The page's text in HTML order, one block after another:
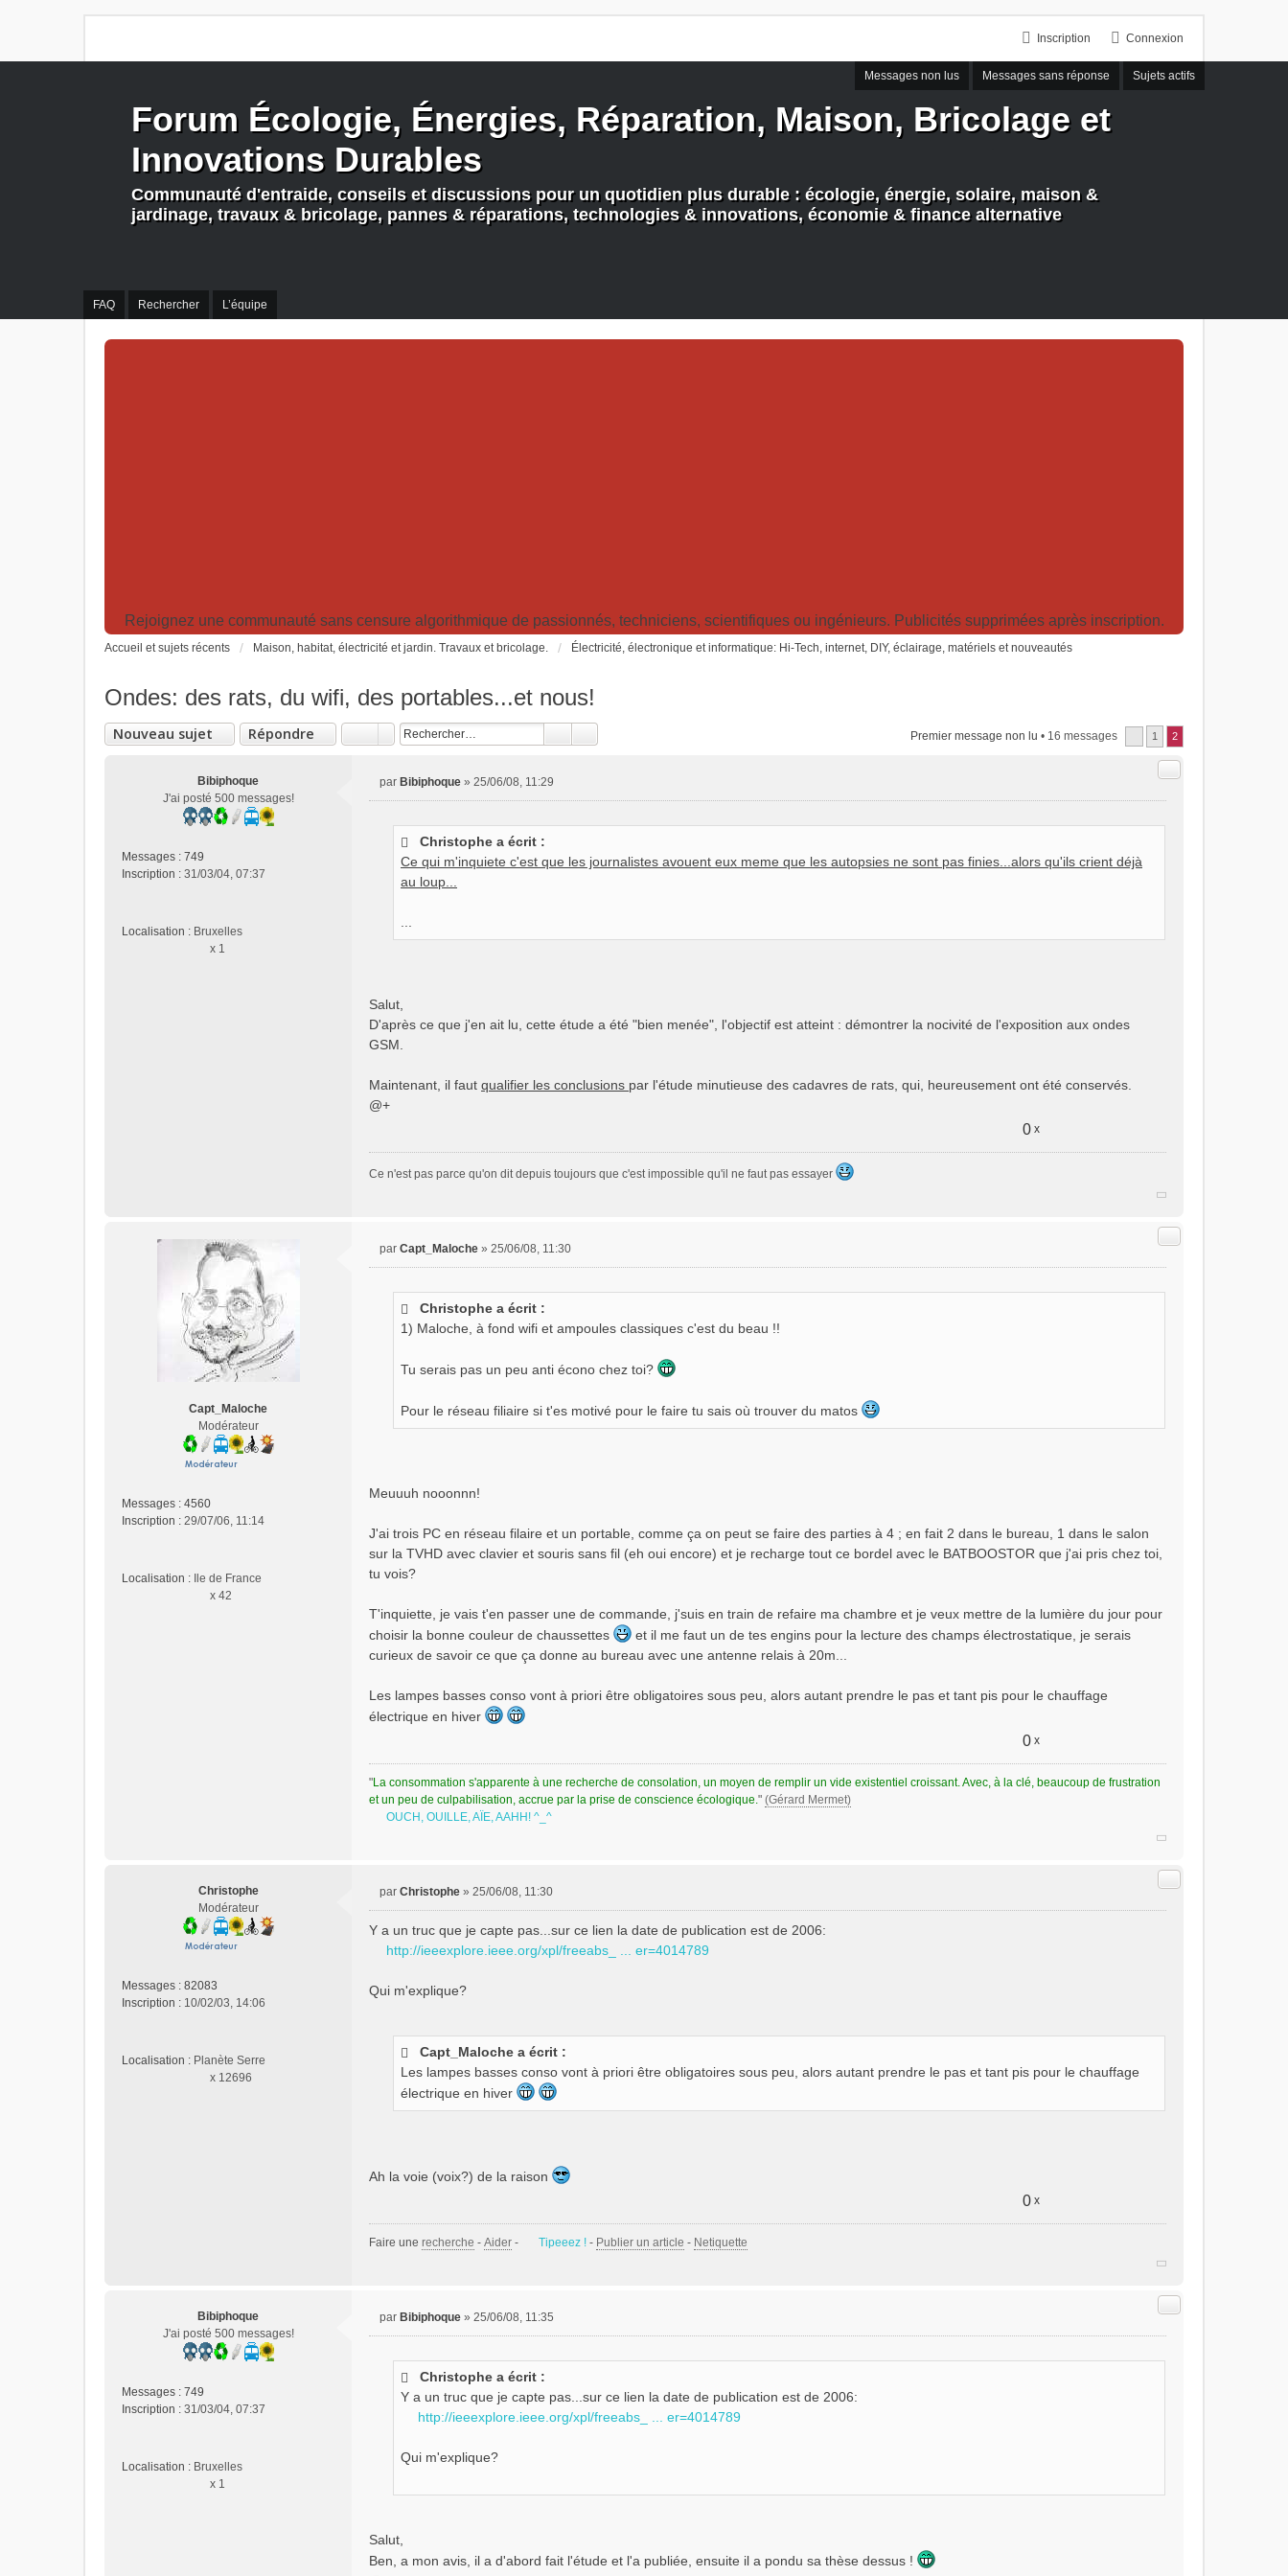
Connexion
Inscription
Messages non lus Messages sans réponse Sujets actifs
FAQ Rechercher L’équipe
Forum Écologie, Énergies, Réparation, Maison, Bricolage et
Innovations Durables
Communauté d'entraide, conseils et discussions pour un quotidien plus durable : écologie, énergie, solaire, maison &
jardinage, travaux & bricolage, pannes & réparations, technologies & innovations, économie & finance alternative
Rejoignez une communauté sans censure algorithmique de passionnés, techniciens, scientifiques ou ingénieurs. Publicités supprimées après inscription.
Accueil et sujets récents Maison, habitat, électricité et jardin. Travaux et bricolage. Électricité, électronique et informatique: Hi-Tech, internet, DIY, éclairage, matériels et nouveautés
Ondes: des rats, du wifi, des portables...et nous!
Nouveau sujet Répondre Premier message non lu • 16 messages 1 2
Bibiphoque
J'ai posté 500 messages!
Messages : 749
Inscription : 31/03/04, 07:37
Localisation : Bruxelles
x 1
Citer
par Bibiphoque » 25/06/08, 11:29
Christophe a écrit :
Ce qui m'inquiete c'est que les journalistes avouent eux meme que les autopsies ne sont pas finies...alors qu'ils crient déjà
au loup...
Salut,
D'après ce que j'en ait lu, cette étude a été "bien menée", l'objectif est atteint : démontrer la nocivité de l'exposition aux ondes
GSM.
Maintenant, il faut qualifier les conclusions par l'étude minutieuse des cadavres de rats, qui, heureusement ont été conservés.
@+
0 x
Ce n'est pas parce qu'on dit depuis toujours que c'est impossible qu'il ne faut pas essayer
Capt_Maloche
Modérateur
Messages : 4560
Inscription : 29/07/06, 11:14
Localisation : Ile de France
x 42
Citer
par Capt_Maloche » 25/06/08, 11:30
Christophe a écrit :
1) Maloche, à fond wifi et ampoules classiques c'est du beau !!
Tu serais pas un peu anti écono chez toi?
Pour le réseau filiaire si t'es motivé pour le faire tu sais où trouver du matos
Meuuuh nooonnn!
J'ai trois PC en réseau filaire et un portable, comme ça on peut se faire des parties à 4 ; en fait 2 dans le bureau, 1 dans le salon
sur la TVHD avec clavier et souris sans fil (eh oui encore) et je recharge tout ce bordel avec le BATBOOSTOR que j'ai pris chez toi,
tu vois?
T'inquiette, je vais t'en passer une de commande, j'suis en train de refaire ma chambre et je veux mettre de la lumière du jour pour
choisir la bonne couleur de chaussettes
et il me faut un de tes engins pour la lecture des champs électrostatique, je serais
curieux de savoir ce que ça donne au bureau avec une antenne relais à 20m...
Les lampes basses conso vont à priori être obligatoires sous peu, alors autant prendre le pas et tant pis pour le chauffage
électrique en hiver
0 x
"La consommation s'apparente à une recherche de consolation, un moyen de remplir un vide existentiel croissant. Avec, à la clé, beaucoup de frustration
et un peu de culpabilisation, accrue par la prise de conscience écologique." (Gérard Mermet)
OUCH, OUILLE, AÏE, AAHH! ^_^
Christophe
Modérateur
Messages : 82083
Inscription : 10/02/03, 14:06
Localisation : Planète Serre
x 12696
Citer
s
g
par Christophe » 25/06/08, 11:30
Y a un truc que je capte pas...sur ce lien la date de publication est de 2006:
http://ieeexplore.ieee.org/xpl/freeabs_ ... er=4014789
Qui m'explique?
Capt_Maloche a écrit :
Les lampes basses conso vont à priori être obligatoires sous peu, alors autant prendre le pas et tant pis pour le chauffage
électrique en hiver
Ah la voie (voix?) de la raison
0 x
Faire une recherche - Aider - Tipeeez ! - Publier un article - Netiquette
Bibiphoque
J'ai posté 500 messages!
Messages : 749
Inscription : 31/03/04, 07:37
Localisation : Bruxelles
x 1
Citer
par Bibiphoque » 25/06/08, 11:35
Christophe a écrit :
Y a un truc que je capte pas...sur ce lien la date de publication est de 2006:
http://ieeexplore.ieee.org/xpl/freeabs_ ... er=4014789
Qui m'explique?
Salut,
Ben, a mon avis, il a d'abord fait l'étude et l'a publiée, ensuite il a pondu sa thèse dessus !